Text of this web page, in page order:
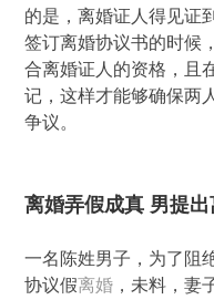
的是，离婚证人得见证
签订离婚协议书的时候
合离婚证人的资格，且
记，这样才能够确保两
争议。
离婚弄假成真 男提
一名陈姓男子，为了阻
协议假离婚 ，未料，妻